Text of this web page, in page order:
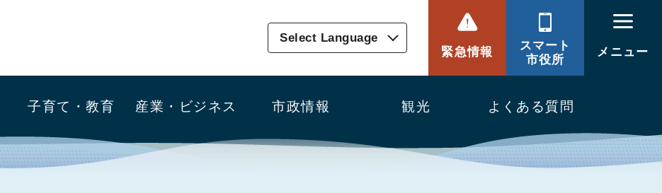
Select Language
緊急情報
スマート
市役所
メニュー
子育て・教育 産業・ビジネス 市政情報 観光 よくある質問